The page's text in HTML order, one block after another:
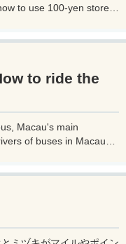
to use 100-yen store
to ride the
Macau's main
of buses in Macau
in Macau so you can get
prepare.